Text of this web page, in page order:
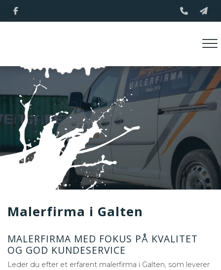
Malerfirma i Galten
MALERFIRMA MED FOKUS PÅ KVALITET
OG GOD KUNDESERVICE
Leder du efter et erfarent malerfirma i Galten, som leverer